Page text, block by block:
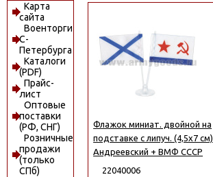
Карта
сайта
Военторги
С-
Петербурга
Каталоги
(PDF)
Прайс-
лист
Оптовые
поставки
(РФ, СНГ)
Розничные
продажи
(только
СПб)
Флажок миниат. двойной на
подставке с липуч. (4,5х7 см)
Андреевский + ВМФ СССР
22040006